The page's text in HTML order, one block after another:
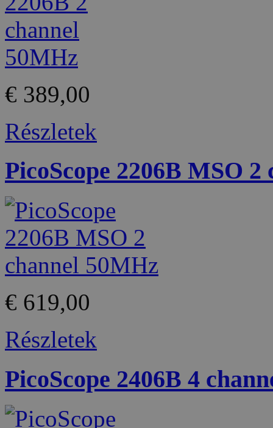
€ 389,00
Részletek
PicoScope 2206B MSO
€ 619,00
Részletek
PicoScope 2406B 4